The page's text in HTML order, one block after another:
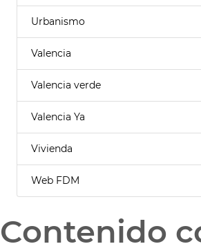
Urbanismo
Valencia
Valencia verde
Valencia Ya
Vivienda
Web FDM
Contenido